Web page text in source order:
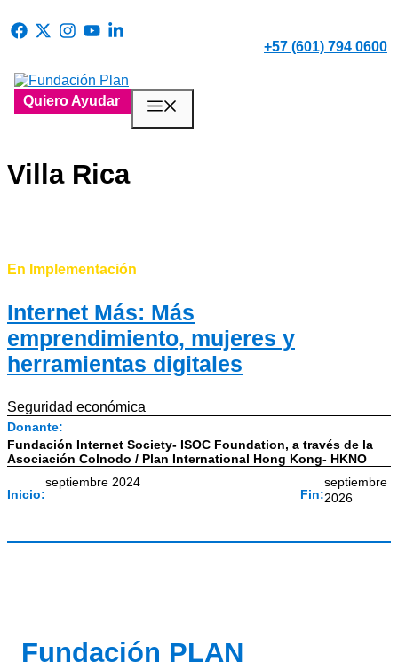
al
+57 (601) 794 0600
Quiero Ayudar
Villa Rica
En Implementación
Internet Más: Más
emprendimiento, mujeres y
herramientas digitales
Seguridad económica
Donante:
Fundación Internet Society- ISOC Foundation, a través de la
Asociación Colnodo / Plan International Hong Kong- HKNO
Inicio:
septiembre 2024
Fin:
septiembre
2026
Fundación PLAN